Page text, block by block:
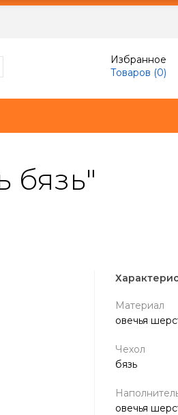
Избранное
Товаров (0)
бязь"
Материал
овечья
Чехол
бязь
овечья